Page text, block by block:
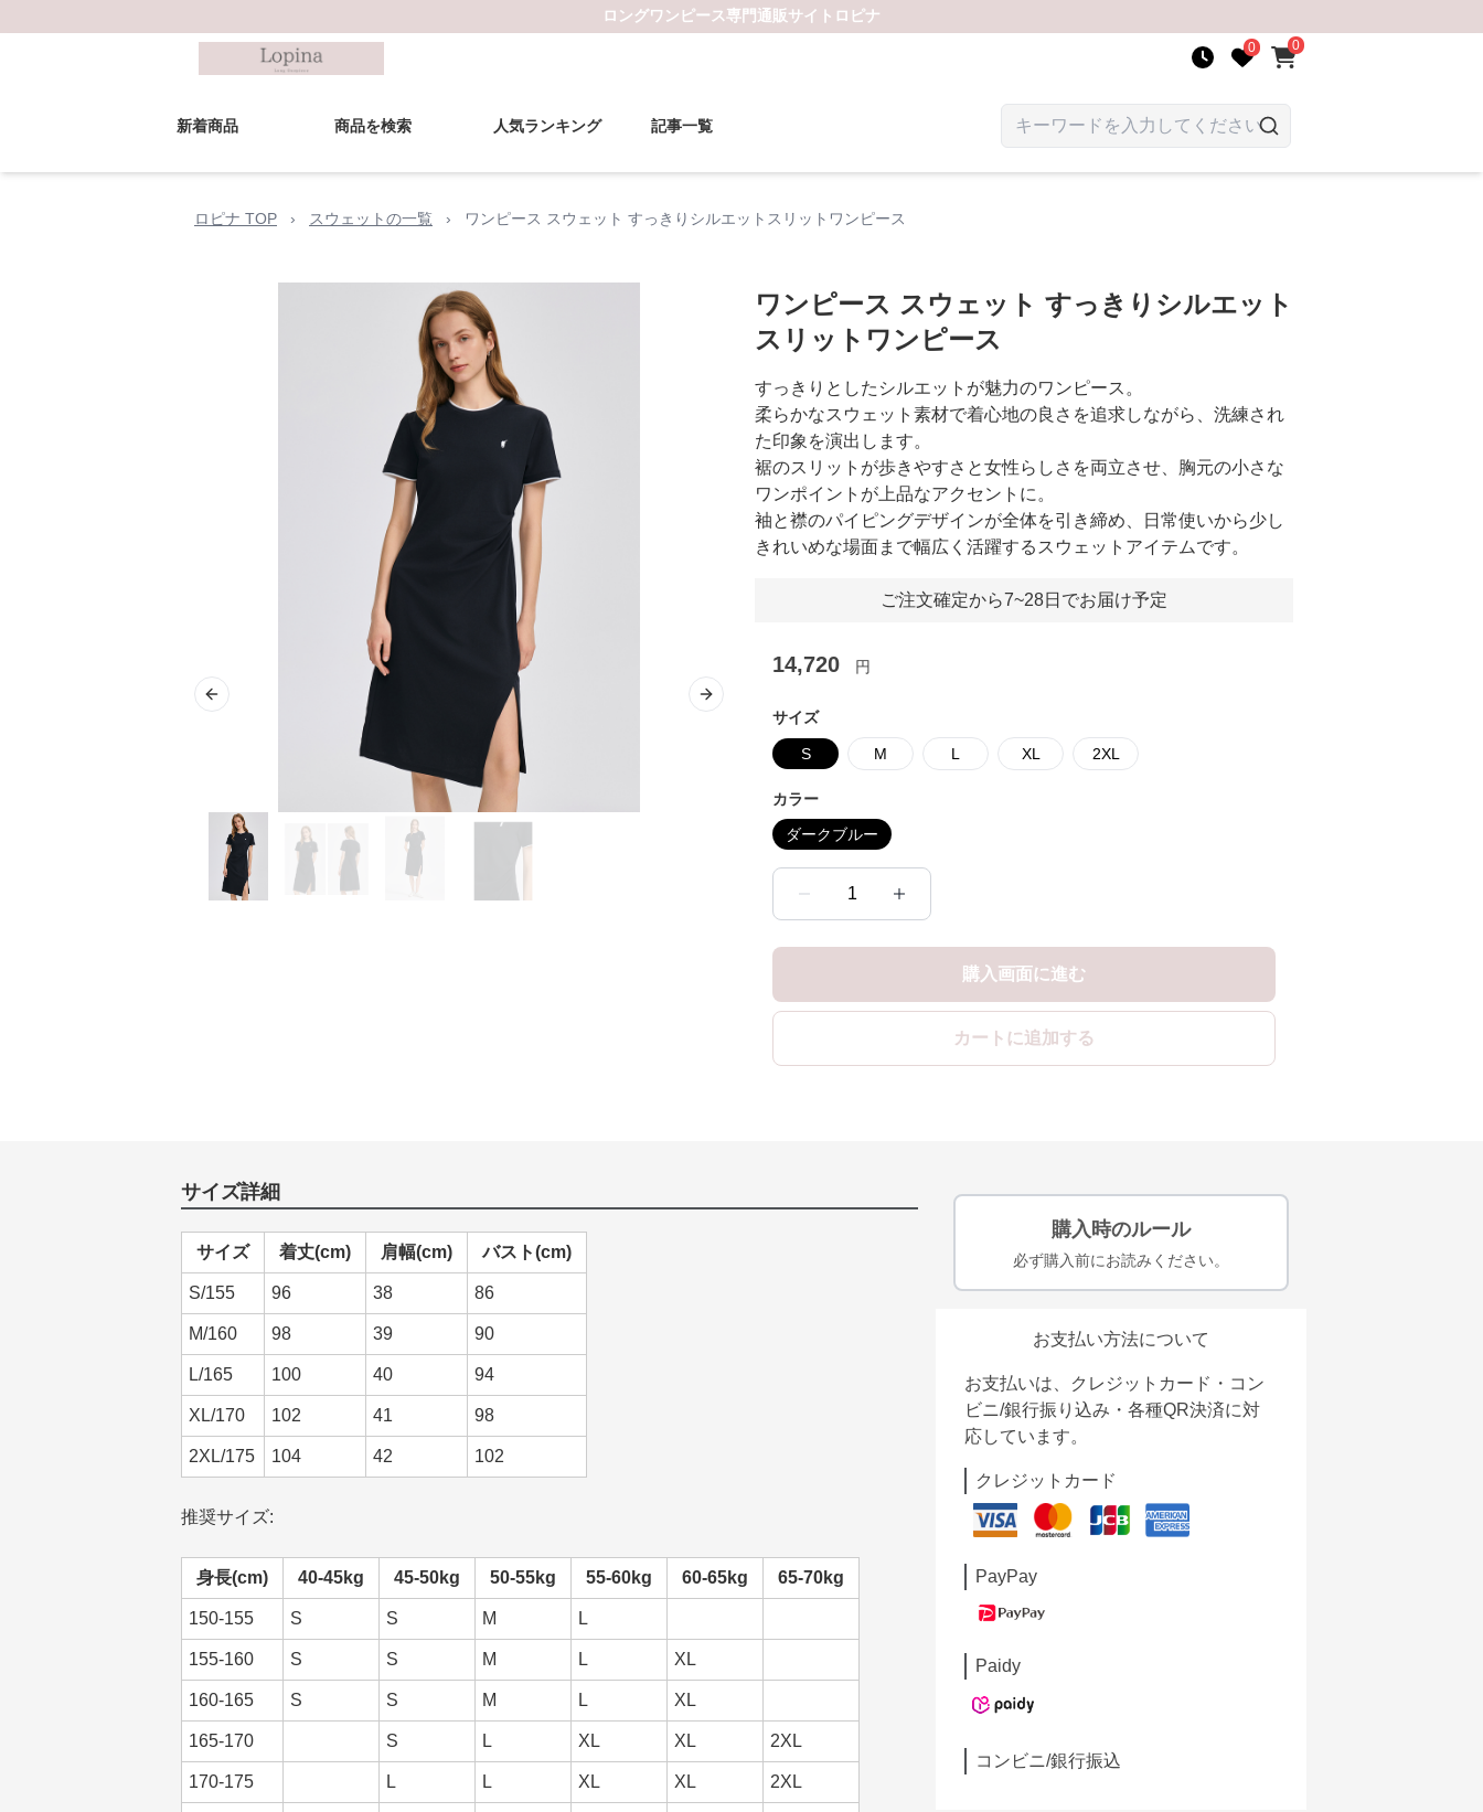
ロングワンピース専門通販サイト ロピナ
0 0
新着商品 商品を検索 人気ランキング 記事一覧
ロピナ TOP › スウェットの一覧 › ワンピース スウェット すっきりシルエットスリットワンピース
Previous slide Next slide
ワンピース スウェット すっきりシルエット
スリットワンピース
すっきりとしたシルエットが魅力のワンピース。
柔らかなスウェット素材で着心地の良さを追求しながら、洗練され
た印象を演出します。
裾のスリットが歩きやすさと女性らしさを両立させ、胸元の小さな
ワンポイントが上品なアクセントに。
袖と襟のパイピングデザインが全体を引き締め、日常使いから少し
きれいめな場面まで幅広く活躍するスウェットアイテムです。
ご注文確定から7~28日でお届け予定
14,720 円
サイズ
S M L XL 2XL
カラー
ダークブルー
1
購入画面に進む
カートに追加する
サイズ詳細
サイズ 着丈(cm) 肩幅(cm) バスト(cm)
S/155 96 38 86
M/160 98 39 90
L/165 100 40 94
XL/170 102 41 98
2XL/175 104 42 102
推奨サイズ:
身長(cm) 40-45kg 45-50kg 50-55kg 55-60kg 60-65kg 65-70kg
150-155 S S M L
155-160 S S M L XL
160-165 S S M L XL
165-170 S L XL XL 2XL
170-175 L L XL XL 2XL
購入時のルール
必ず購入前にお読みください。
お支払い方法について
お支払いは、クレジットカード・コン
ビニ/銀行振り込み・各種QR決済に対
応しています。
クレジットカード
PayPay
Paidy
コンビニ/銀行振込